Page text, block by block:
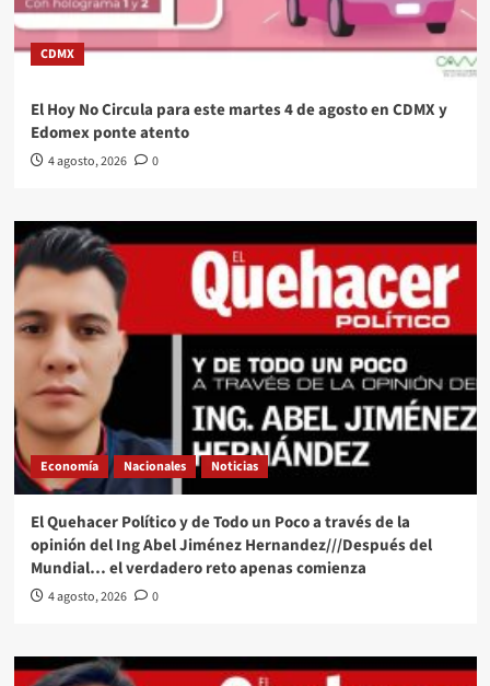
CDMX
El Hoy No Circula para este martes 4 de agosto en CDMX y
Edomex ponte atento
4 agosto, 2026 0
Economía Nacionales Noticias
El Quehacer Político y de Todo un Poco a través de la
opinión del Ing Abel Jiménez Hernandez///Después del
Mundial… el verdadero reto apenas comienza
4 agosto, 2026 0